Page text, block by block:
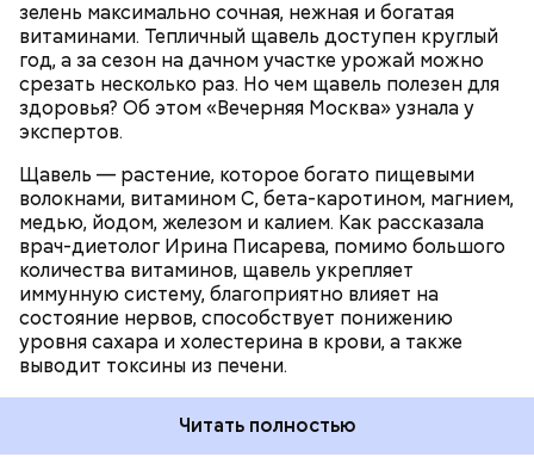
зелень максимально сочная, нежная и богатая
витаминами. Тепличный щавель доступен круглый
год, а за сезон на дачном участке урожай можно
срезать несколько раз. Но чем щавель полезен для
здоровья? Об этом «Вечерняя Москва» узнала у
экспертов.
Щавель — растение, которое богато пищевыми
волокнами, витамином С, бета-каротином, магнием,
медью, йодом, железом и калием. Как рассказала
врач-диетолог Ирина Писарева, помимо большого
количества витаминов, щавель укрепляет
иммунную систему, благоприятно влияет на
состояние нервов, способствует понижению
уровня сахара и холестерина в крови, а также
выводит токсины из печени.
Читать полностью